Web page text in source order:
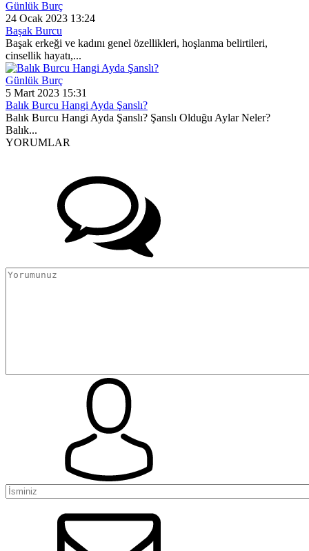
Günlük Burç
24 Ocak 2023 13:24
Başak Burcu
Başak erkeği ve kadını genel özellikleri, hoşlanma belirtileri,
cinsellik hayatı,...
Günlük Burç
5 Mart 2023 15:31
Balık Burcu Hangi Ayda Şanslı?
Balık Burcu Hangi Ayda Şanslı? Şanslı Olduğu Aylar Neler?
Balık...
YORUMLAR